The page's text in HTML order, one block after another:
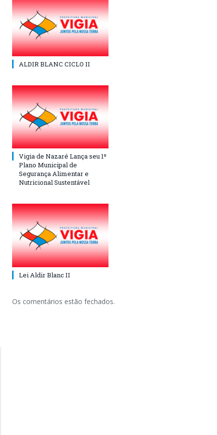
ALDIR BLANC CICLO II
Vigia de Nazaré Lança seu 1º
Plano Municipal de
Segurança Alimentar e
Nutricional Sustentável
Lei Aldir Blanc II
Os comentários estão fechados.